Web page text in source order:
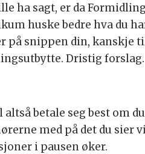
ha sagt, er da
huske bedre hva du
snippen din, kanskje
Dristig forslag.
betale seg best om
med på det du sier
i pausen øker.